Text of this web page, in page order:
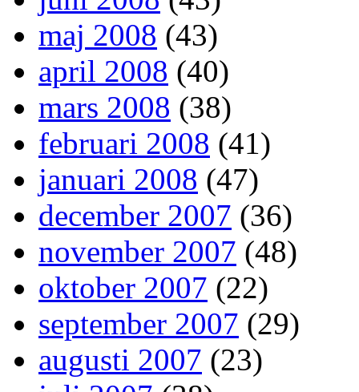
maj 2008 (43)
april 2008 (40)
mars 2008 (38)
februari 2008 (41)
januari 2008 (47)
december 2007 (36)
november 2007 (48)
oktober 2007 (22)
september 2007 (29)
augusti 2007 (23)